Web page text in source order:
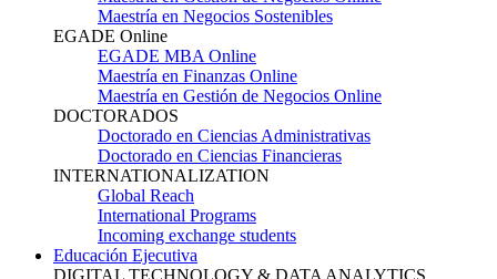
Maestría en Negocios Sostenibles
EGADE Online
EGADE MBA Online
Maestría en Finanzas Online
Maestría en Gestión de Negocios Online
DOCTORADOS
Doctorado en Ciencias Administrativas
Doctorado en Ciencias Financieras
INTERNATIONALIZATION
Global Reach
International Programs
Incoming exchange students
Educación Ejecutiva
DIGITAL TECHNOLOGY & DATA ANALYTICS